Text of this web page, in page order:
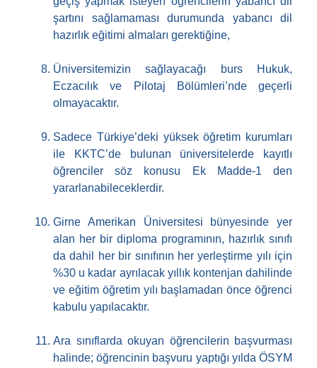
şartını sağlamaması durumunda yabancı dil
hazırlık eğitimi almaları gerektiğine,
Üniversitemizin sağlayacağı burs Hukuk,
Eczacılık ve Pilotaj Bölümleri’nde geçerli
olmayacaktır.
Sadece Türkiye’deki yüksek öğretim kurumları
ile KKTC’de bulunan üniversitelerde kayıtlı
öğrenciler söz konusu Ek Madde-1 den
yararlanabileceklerdir.
Girne Amerikan Üniversitesi bünyesinde yer
alan her bir diploma programının, hazırlık sınıfı
da dahil her bir sınıfının her yerleştirme yılı için
%30 u kadar ayrılacak yıllık kontenjan dahilinde
ve eğitim öğretim yılı başlamadan önce öğrenci
kabulu yapılacaktır.
Ara sınıflarda okuyan öğrencilerin başvurması
halinde; öğrencinin başvuru yaptığı yılda ÖSYM